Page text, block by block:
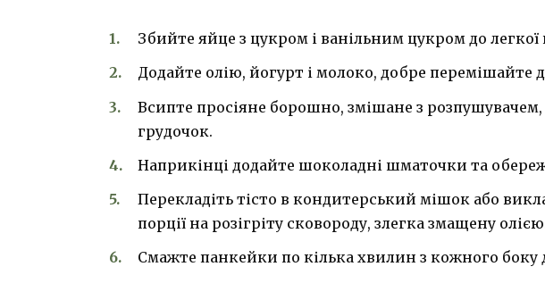
Збийте яйце з цукром і ванільним цукром до
Додайте олію, йогурт і молоко, добре перемішайте
Всипте просіяне борошно, змішане з розпушувачем,
грудочок.
Наприкінці додайте шоколадні шматочки та
Перекладіть тісто в кондитерський мішок або
порції на розігріту сковороду, злегка змащену
Смажте панкейки по кілька хвилин з кожного боку